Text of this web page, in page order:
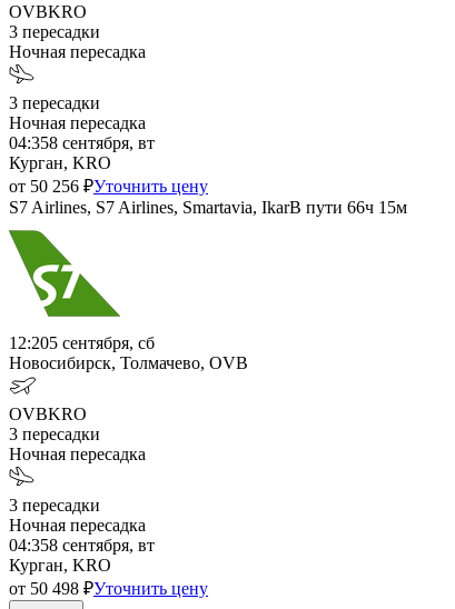
OVBKRO
3 пересадки
Ночная пересадка
3 пересадки
Ночная пересадка
04:358 сентября, вт
Курган, KRO
от 50 256 ₽Уточнить цену
S7 Airlines, S7 Airlines, Smartavia, IkarВ пути 66ч 15м
12:205 сентября, сб
Новосибирск, Толмачево, OVB
OVBKRO
3 пересадки
Ночная пересадка
3 пересадки
Ночная пересадка
04:358 сентября, вт
Курган, KRO
от 50 498 ₽Уточнить цену